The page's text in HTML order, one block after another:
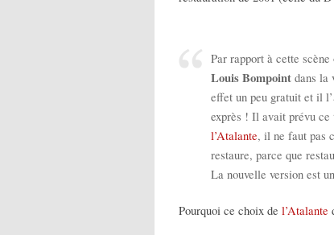
Par rapport à cette scène
Louis Bompoint dans la
effet un peu gratuit et il
exprès ! Il avait prévu ce
l’Atalante, il ne faut pas
restaure, parce que
La nouvelle version est
Pourquoi ce choix de l’Atalante